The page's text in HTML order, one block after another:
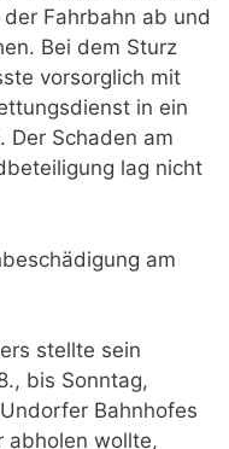
Fahrbahn ab und
Bei dem Sturz
vorsorglich mit
in ein
Der Schaden am
lag nicht
am
stellte sein
bis Sonntag,
Bahnhofes
abholen wollte,